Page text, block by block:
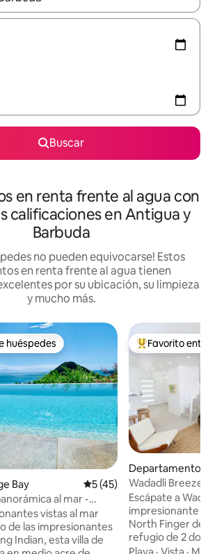
Buscar
en renta frente al agua con
calificaciones en Antigua y
Barbuda
no pueden equivocarse! Estos
en renta frente al agua tienen
por su ubicación, su limpieza
y mucho más.
Favorito entre huéspedes
huéspedes
Bay Calificación promedio: 5 de
5 (45)
al mar -
de Hermitage Bay
vistas al mar
de las impresionantes
Indian, esta villa de
De los mejores
Favorito entre
Departamento
Wadadli Breeze -
relajada
Escápate a
impresionante
North Finger de
refugio de 2
combina el lujo